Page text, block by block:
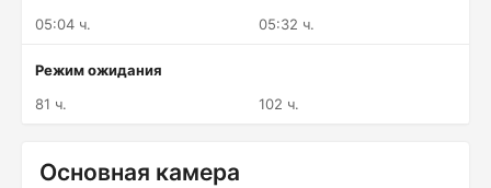
05:04 ч.
05:32 ч.
Режим ожидания
81 ч.
102 ч.
Основная камера